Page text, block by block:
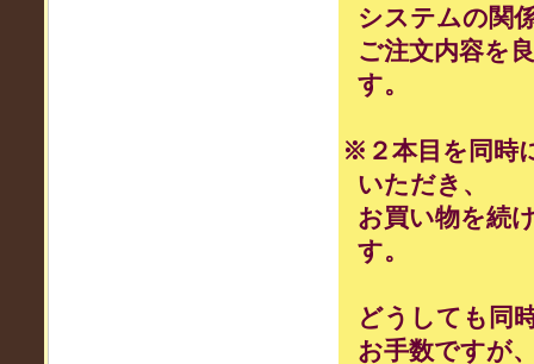
システムの関
ご注文内容を
す。
※２本目を同時
いただき、
お買い物を続
す。
どうしても同
お手数ですが